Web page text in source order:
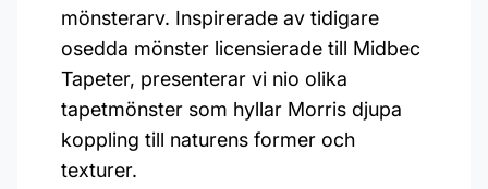
mönsterarv. Inspirerade av tidigare
osedda mönster licensierade till Midbec
Tapeter, presenterar vi nio olika
tapetmönster som hyllar Morris djupa
koppling till naturens former och
texturer.